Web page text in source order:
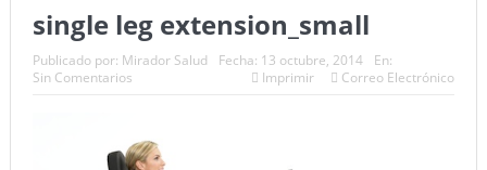
single leg extension_small
Publicado por: Mirador Salud Fecha: 13 octubre, 2014
En:
Sin Comentarios
Imprimir Correo Electrónico